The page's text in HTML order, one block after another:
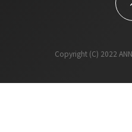
Copyright (C) 2022